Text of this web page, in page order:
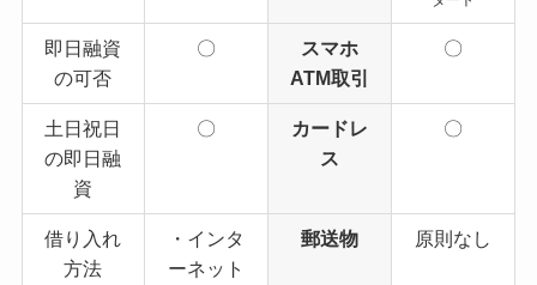
即日融資
の可否
〇
スマホ
ATM取引
〇
土日祝日
の即日融
資
〇
カードレ
ス
〇
借り入れ
方法
・インタ
ーネット
郵送物 原則なし